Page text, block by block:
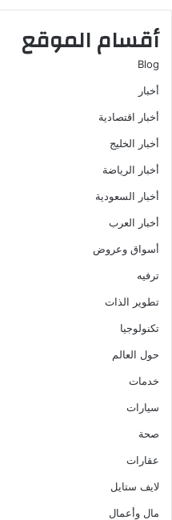
أقسام الموقع
Blog
أخبار
أخبار اقتصادية
أخبار الخليج
أخبار الرياضة
أخبار السعودية
أخبار العرب
أسواق وعروض
ترفيه
تطوير الذات
تكنولوجيا
حول العالم
خدمات
سيارات
صحة
عقارات
لايف ستايل
مال وأعمال